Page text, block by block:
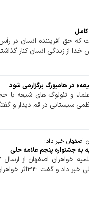
حق آفریننده انسان در
از زندگی انسان کنار
در هامبورگ برگزارمی شود
و تئولوگ های شیعه با
سیستانی در قم دیدار و
اصفهان خبر داد:
خواهران طلبه حائز رتبه و…